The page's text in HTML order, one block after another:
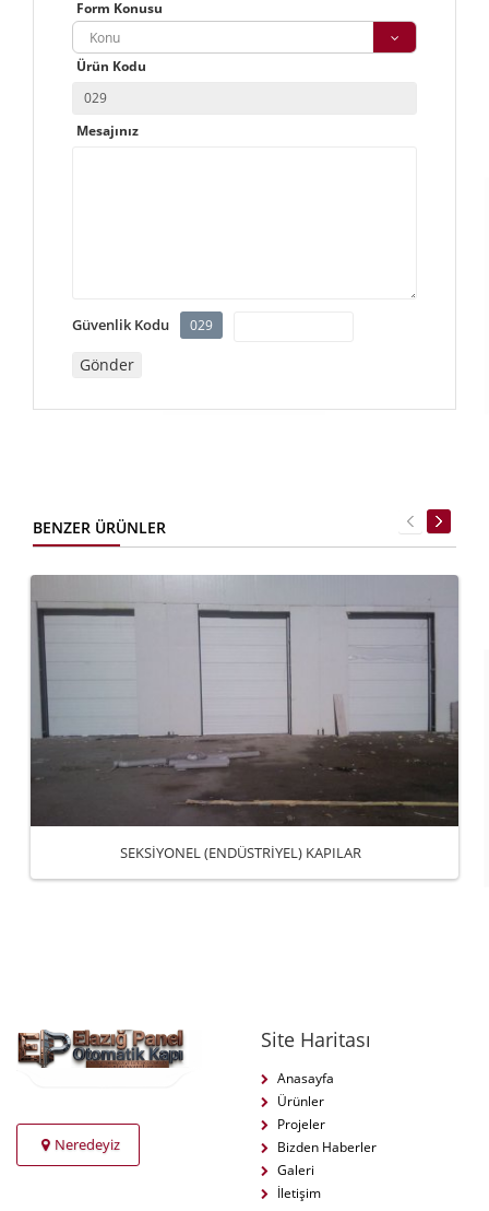
Form Konusu
Konu
Ürün Kodu
Mesajınız
Güvenlik Kodu 029
BENZER ÜRÜNLER
SEKSİYONEL (ENDÜSTRİYEL) KAPILAR
Neredeyiz
Site Haritası
Anasayfa
Ürünler
Projeler
Bizden Haberler
Galeri
İletişim